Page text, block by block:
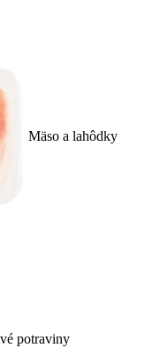
Mäso a lahôdky
potraviny